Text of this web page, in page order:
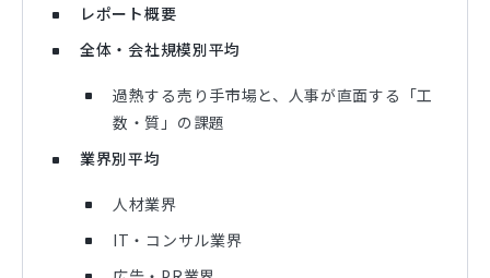
レポート概要
全体・会社規模別平均
過熱する売り手市場と、人事が直面する「工
数・質」の課題
業界別平均
人材業界
IT・コンサル業界